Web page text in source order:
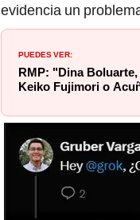
evidencia un
PUEDES VER:
RMP: "Dina
Keiko Fujimori o